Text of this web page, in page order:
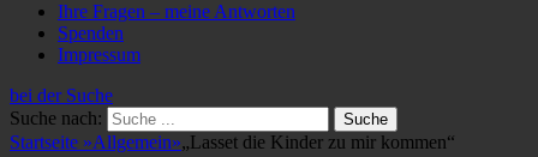
Ihre Fragen – meine Antworten
Spenden
Impressum
bei der Suche
Suche nach:
Startseite »Allgemein»„Lasset die Kinder zu mir kommen“